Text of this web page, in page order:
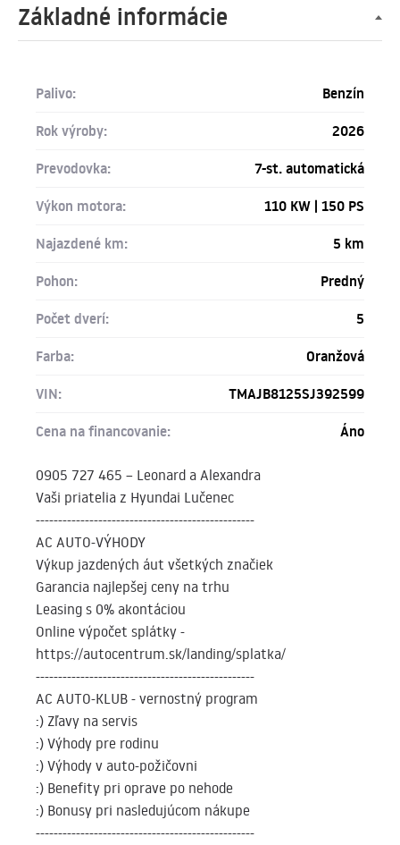
Základné informácie
Palivo:
Benzín
Rok výroby:
2026
Prevodovka:
7-st. automatická
Výkon motora:
110 KW | 150 PS
Najazdené km:
5 km
Pohon:
Predný
Počet dverí:
5
Farba:
Oranžová
VIN:
TMAJB8125SJ392599
Cena na financovanie:
Áno
0905 727 465 – Leonard a Alexandra
Vaši priatelia z Hyundai Lučenec
-------------------------------------------------
AC AUTO-VÝHODY
Výkup jazdených áut všetkých značiek
Garancia najlepšej ceny na trhu
Leasing s 0% akontáciou
Online výpočet splátky -
https://autocentrum.sk/landing/splatka/
-------------------------------------------------
AC AUTO-KLUB - vernostný program
:) Zľavy na servis
:) Výhody pre rodinu
:) Výhody v auto-požičovni
:) Benefity pri oprave po nehode
:) Bonusy pri nasledujúcom nákupe
-------------------------------------------------